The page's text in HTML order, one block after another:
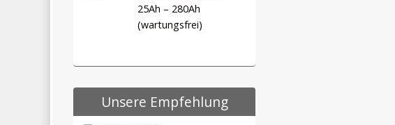
25Ah – 280Ah
(wartungsfrei)
Unsere Empfehlung